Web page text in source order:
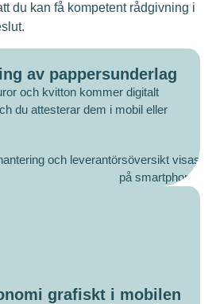
du kan få kompetent rådgivning i
av pappersunderlag
och kvitton kommer digitalt
du attesterar dem i mobil eller
grafiskt i mobilen